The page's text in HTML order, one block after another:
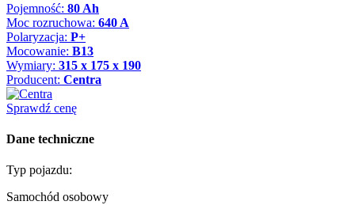
Pojemność: 80 Ah
Moc rozruchowa: 640 A
Polaryzacja: P+
Mocowanie: B13
Wymiary: 315 x 175 x 190
Producent: Centra
Sprawdź cenę
Dane techniczne
Typ pojazdu:
Samochód osobowy